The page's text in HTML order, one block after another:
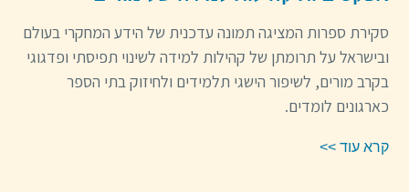
סקירת ספרות המציגה תמונה עדכנית של הידע המחקרי בעולם
ובישראל על תרומתן של קהילות למידה לשינוי תפיסתי ופדגוגי
בקרב מורים, לשיפור הישגי תלמידים ולחיזוק בתי הספר
כארגונים לומדים.
קרא עוד >>